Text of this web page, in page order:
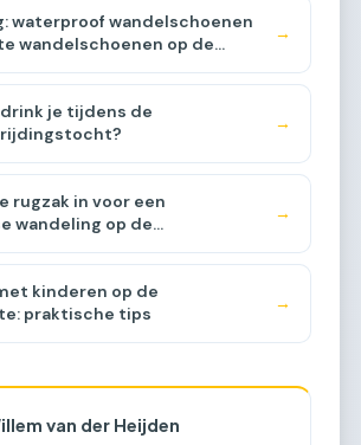
waterproof wandelschoenen
wandelschoenen op de
→
je tijdens de
→
rugzak in voor een
wandeling op de
→
kinderen op de
praktische tips
→
van der Heijden